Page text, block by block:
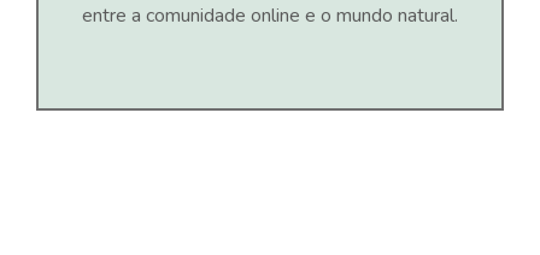
entre a comunidade online e o mundo natural.